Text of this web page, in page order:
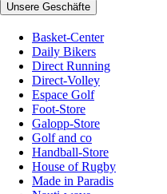
Unsere Geschäfte
Basket-Center
Daily Bikers
Direct Running
Direct-Volley
Espace Golf
Foot-Store
Galopp-Store
Golf and co
Handball-Store
House of Rugby
Made in Paradis